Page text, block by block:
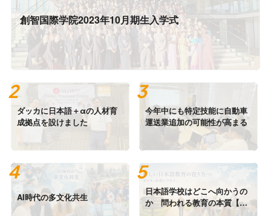
創智国際学院2023年10月期生入学式
ダッカに日本語＋αの人材育
成拠点を設けました
今年中にも特定技能に自動車
運送業追加の可能性が高まる
AI時代の多文化共生
日本語学校はどこへ向かうの
か 問われる教育の本質【後